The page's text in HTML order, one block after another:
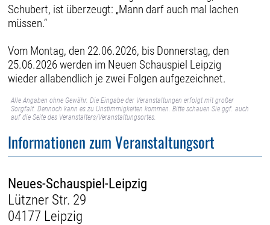
Schubert, ist überzeugt: „Mann darf auch mal lachen
müssen.“
Vom Montag, den 22.06.2026, bis Donnerstag, den
25.06.2026 werden im Neuen Schauspiel Leipzig
wieder allabendlich je zwei Folgen aufgezeichnet.
Alle Angaben ohne Gewähr. Die Eingabe der Veranstaltungen erfolgt mit großer
Sorgfalt. Dennoch kann es zu Unstimmigkeiten kommen. Bitte schauen Sie ggf. auch
auf die Seite des Veranstalters/Veranstaltungsortes.
Informationen zum Veranstaltungsort
Neues-Schauspiel-Leipzig
Lützner Str. 29
04177 Leipzig